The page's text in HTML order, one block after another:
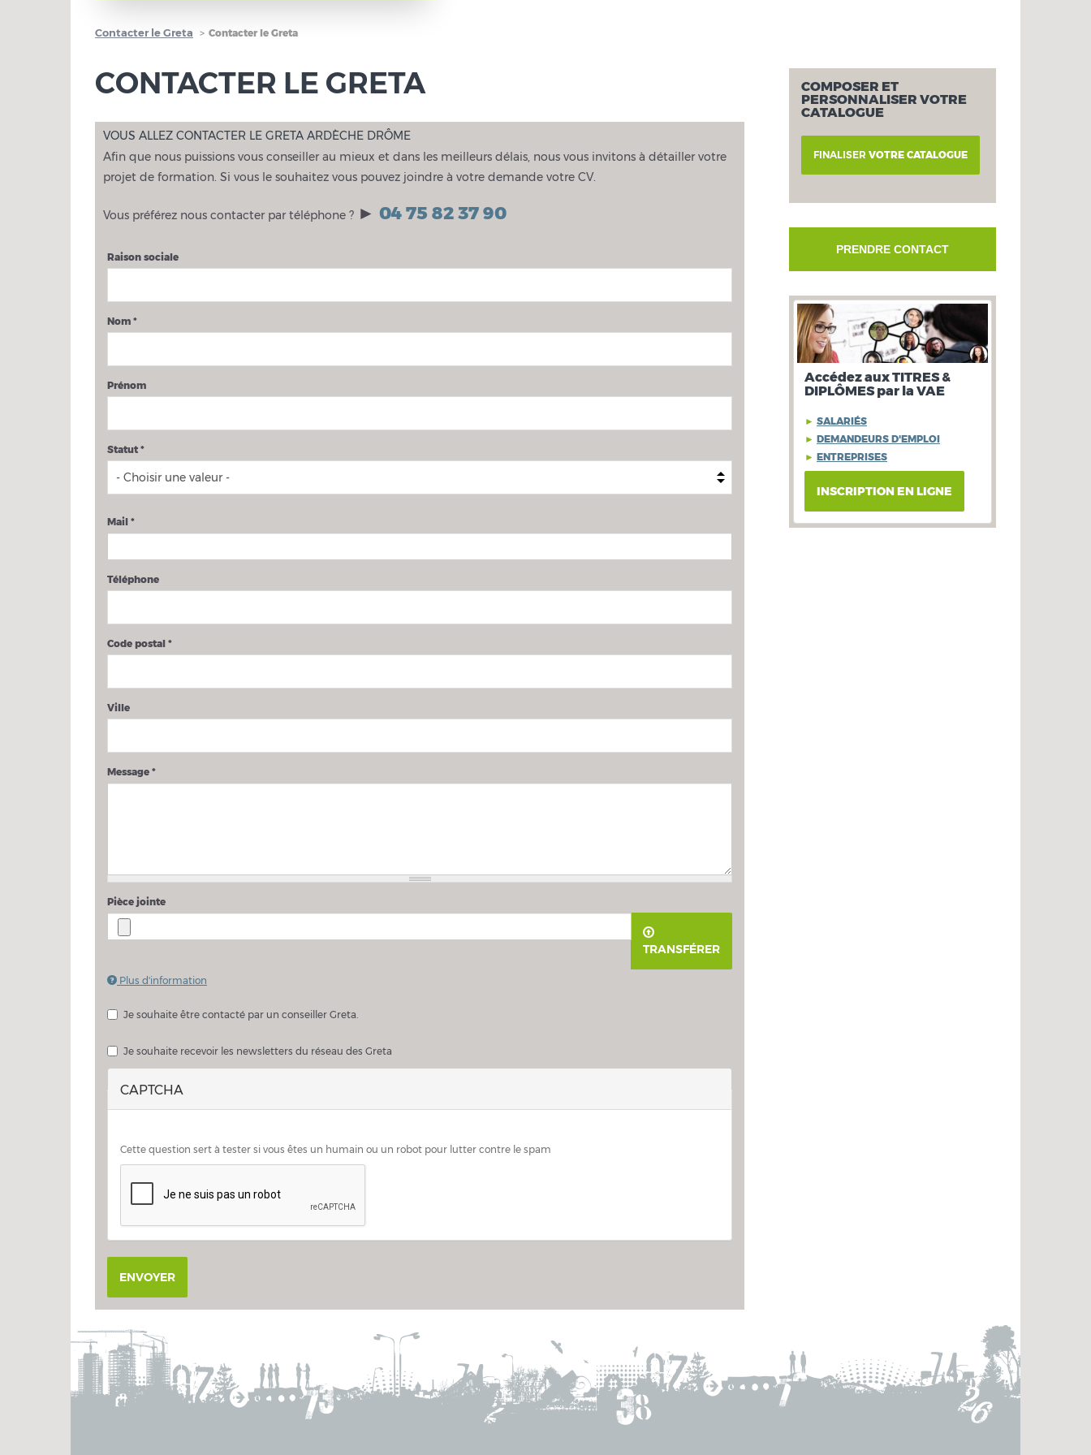
Contacter le Greta Contacter le Greta
CONTACTER LE GRETA
VOUS ALLEZ CONTACTER LE GRETA ARDÈCHE DRÔME
Afin que nous puissions vous conseiller au mieux et dans les meilleurs délais, nous vous invitons à détailler votre
projet de formation. Si vous le souhaitez vous pouvez joindre à votre demande votre CV.
Vous préférez nous contacter par téléphone ? ► 04 75 82 37 90
Raison sociale
Nom *
Prénom
Statut *
Mail *
Téléphone
Code postal *
Ville
Message *
Pièce jointe
TRANSFÉRER
Plus d'information
Extensions autorisées :pdf doc docx.
Je souhaite être contacté par un conseiller Greta.
Je souhaite recevoir les newsletters du réseau des Greta
CAPTCHA
Cette question sert à tester si vous êtes un humain ou un robot pour lutter contre le spam
ENVOYER
COMPOSER ET
PERSONNALISER VOTRE
CATALOGUE
FINALISER VOTRE CATALOGUE
PRENDRE CONTACT
Accédez aux TITRES &
DIPLÔMES par la VAE
► SALARIÉS
► DEMANDEURS D'EMPLOI
► ENTREPRISES
INSCRIPTION EN LIGNE